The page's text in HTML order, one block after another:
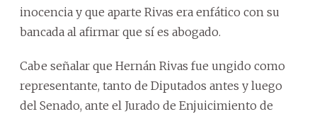
inocencia y que aparte Rivas era enfático con su
bancada al afirmar que sí es abogado.
Cabe señalar que Hernán Rivas fue ungido como
representante, tanto de Diputados antes y luego
del Senado, ante el Jurado de Enjuicimiento de